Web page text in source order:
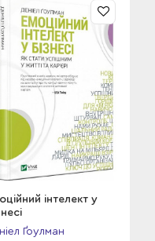
За
інтелект у
Ґоулман